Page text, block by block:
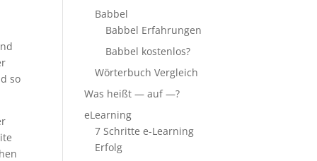
so
Babbel
Babbel Erfahrungen
Babbel kostenlos?
Wörterbuch Vergleich
Was heißt — auf —?
eLearning
7 Schritte e-Learning
Erfolg